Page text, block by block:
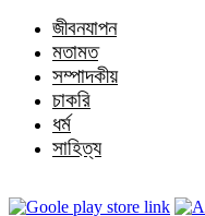
জীবনযাপন
মতামত
সম্পাদকীয়
চাকরি
ধর্ম
সাহিত্য